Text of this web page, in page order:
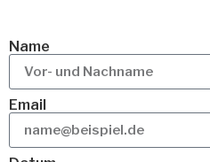
Name
Email